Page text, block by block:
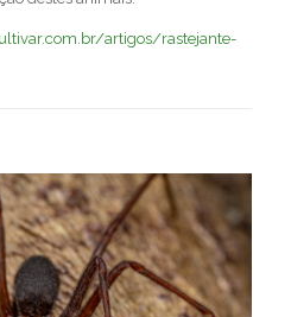
artigos/rastejante-